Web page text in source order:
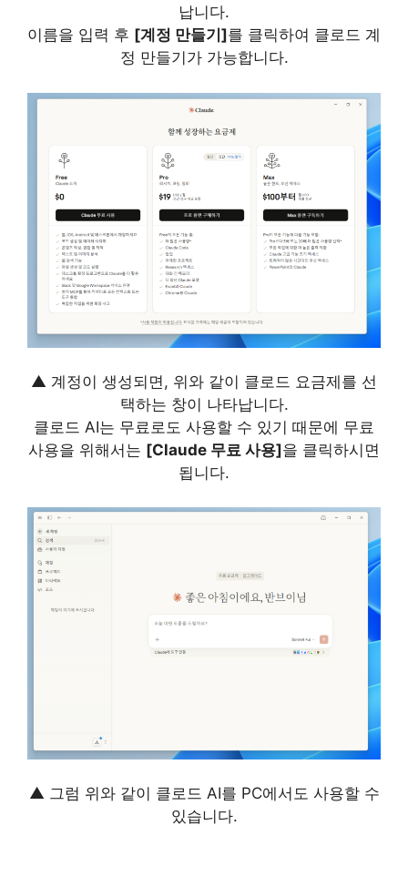
납니다.
이름을 입력 후 [계정 만들기]를 클릭하여 클로드 계
정 만들기가 가능합니다.
▲ 계정이 생성되면, 위와 같이 클로드 요금제를 선
택하는 창이 나타납니다.
클로드 AI는 무료로도 사용할 수 있기 때문에 무료
사용을 위해서는 [Claude 무료 사용]을 클릭하시면
됩니다.
▲ 그럼 위와 같이 클로드 AI를 PC에서도 사용할 수
있습니다.